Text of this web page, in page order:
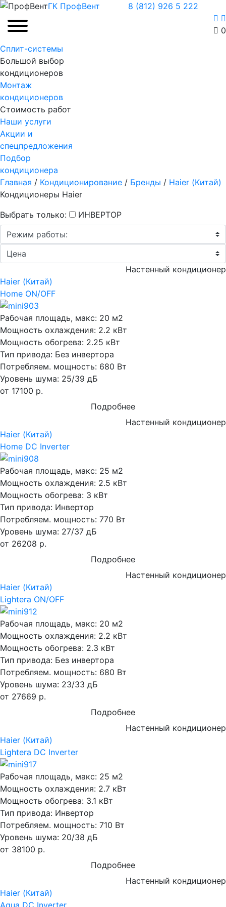
ГК ПрофВент 8 (812) 926 5 222
0
Сплит-системы
Большой выбор
кондиционеров
Монтаж
кондиционеров
Стоимость работ
Наши услуги
Акции и
спецпредложения
Подбор
кондиционера
Главная / Кондиционирование / Бренды / Haier (Китай)
Кондиционеры Haier
Выбрать только:
ИНВЕРТОР
Настенный кондиционер
Haier (Китай)
Home ON/OFF
Рабочая площадь, макс: 20 м2
Мощность охлаждения: 2.2 кВт
Мощность обогрева: 2.25 кВт
Тип привода: Без инвертора
Потребляем. мощность: 680 Вт
Уровень шума: 25/39 дБ
от 17100 р.
Подробнее
Настенный кондиционер
Haier (Китай)
Home DC Inverter
Рабочая площадь, макс: 25 м2
Мощность охлаждения: 2.5 кВт
Мощность обогрева: 3 кВт
Тип привода: Инвертор
Потребляем. мощность: 770 Вт
Уровень шума: 27/37 дБ
от 26208 р.
Подробнее
Настенный кондиционер
Haier (Китай)
Lightera ON/OFF
Рабочая площадь, макс: 20 м2
Мощность охлаждения: 2.2 кВт
Мощность обогрева: 2.3 кВт
Тип привода: Без инвертора
Потребляем. мощность: 680 Вт
Уровень шума: 23/33 дБ
от 27669 р.
Подробнее
Настенный кондиционер
Haier (Китай)
Lightera DC Inverter
Рабочая площадь, макс: 25 м2
Мощность охлаждения: 2.7 кВт
Мощность обогрева: 3.1 кВт
Тип привода: Инвертор
Потребляем. мощность: 710 Вт
Уровень шума: 20/38 дБ
от 38100 р.
Подробнее
Настенный кондиционер
Haier (Китай)
Aqua DC Inverter